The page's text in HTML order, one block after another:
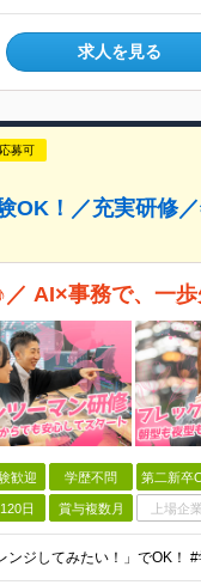
求人を見る
募可
OK！／充実研修
AI×事務で、一
歓迎 学歴不問 第二新卒
日 賞与複数月 上場企業